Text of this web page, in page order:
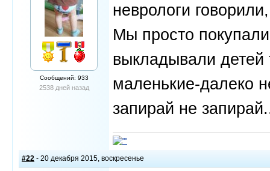
Сообщений: 933
2538 дней назад
неврологи
Мы просто
выкладывали детей
маленькие-далеко
запирай не
#22 - 20 декабря 2015, воскресенье